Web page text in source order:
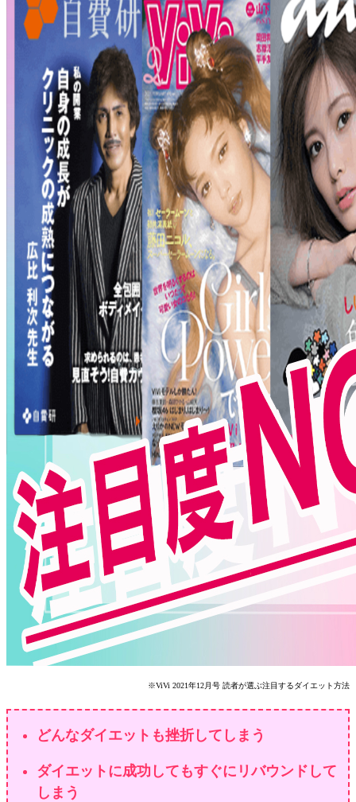
※ViVi 2021年12月号 読者が選ぶ注目するダイエット方法
どんなダイエットも挫折してしまう
ダイエットに成功してもすぐにリバウンドして
しまう